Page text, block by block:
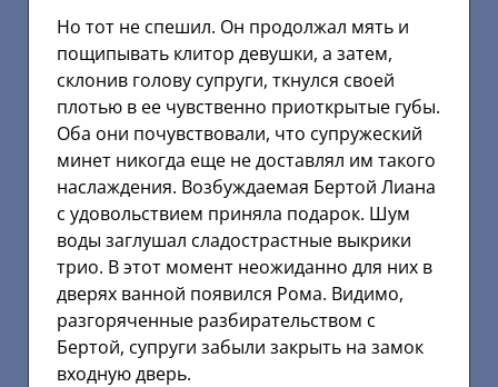
Hо тот не спешил. Он продолжал мять и
пощипывать клитор девушки, а затем,
склонив голову супруги, ткнулся своей
плотью в ее чувственно приоткрытые губы.
Оба они почувствовали, что супружеский
минет никогда еще не доставлял им такого
наслаждения. Возбуждаемая Бертой Лиана
с удовольствием приняла подарок. Шум
воды заглушал сладострастные выкрики
трио. В этот момент неожиданно для них в
дверях ванной появился Рома. Видимо,
разгоряченные разбирательством с
Бертой, супруги забыли закрыть на замок
входную дверь.